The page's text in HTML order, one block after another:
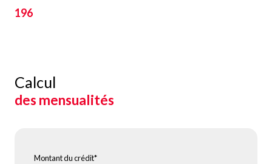
196
Calcul
des mensualités
Montant du crédit*